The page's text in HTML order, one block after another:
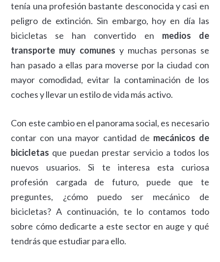
tenía una profesión bastante desconocida y casi en
peligro de extinción. Sin embargo, hoy en día las
bicicletas se han convertido en medios de
transporte muy comunes y muchas personas se
han pasado a ellas para moverse por la ciudad con
mayor comodidad, evitar la contaminación de los
coches y llevar un estilo de vida más activo.
Con este cambio en el panorama social, es necesario
contar con una mayor cantidad de mecánicos de
bicicletas que puedan prestar servicio a todos los
nuevos usuarios. Si te interesa esta curiosa
profesión cargada de futuro, puede que te
preguntes, ¿cómo puedo ser mecánico de
bicicletas? A continuación, te lo contamos todo
sobre cómo dedicarte a este sector en auge y qué
tendrás que estudiar para ello.